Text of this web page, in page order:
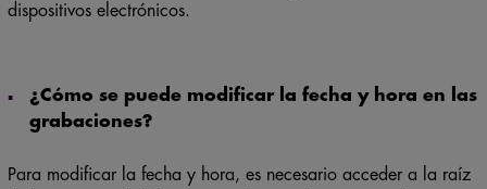
dispositivos electrónicos.
¿Cómo se puede modificar la fecha y hora en las
grabaciones?
Para modificar la fecha y hora, es necesario acceder a la raíz